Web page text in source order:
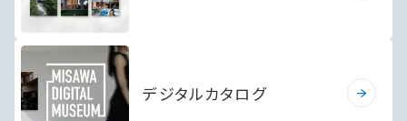
デジタルカタログ